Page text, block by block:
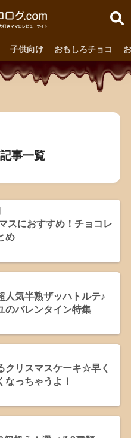
子供向け おもしろチョコ
事一覧
スにおすすめ！チョコレ
め
人気半熟ザッハトルテ♪
のバレンタイン特集
クリスマスケーキ☆早く
なっちゃうよ！